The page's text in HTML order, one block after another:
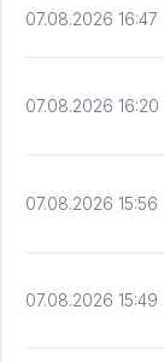
07.08.2026 16:47
07.08.2026 16:20
07.08.2026 15:56
07.08.2026 15:49